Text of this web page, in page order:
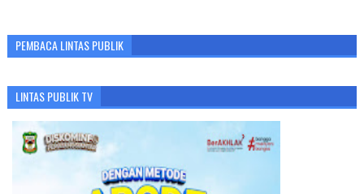
PEMBACA LINTAS PUBLIK
LINTAS PUBLIK TV